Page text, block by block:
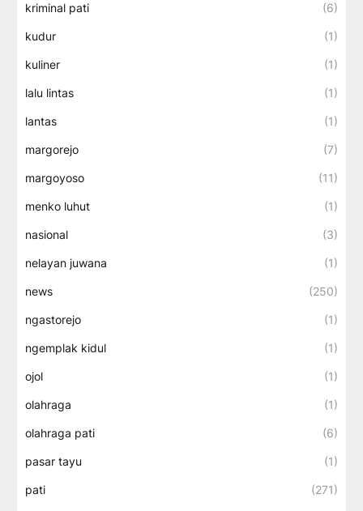
kriminal pati (6)
kudur (1)
kuliner (1)
lalu lintas (1)
lantas (1)
margorejo (7)
margoyoso (11)
menko luhut (1)
nasional (3)
nelayan juwana (1)
news (250)
ngastorejo (1)
ngemplak kidul (1)
ojol (1)
olahraga (1)
olahraga pati (6)
pasar tayu (1)
pati (271)